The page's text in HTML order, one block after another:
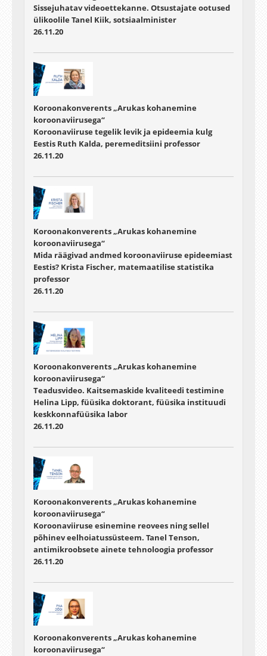
Sissejuhatav videoettekanne. Otsustajate ootused
ülikoolile Tanel Kiik, sotsiaalminister
26.11.20
Koroonakonverents „Arukas kohanemine
koroonaviirusega“
Koroonaviiruse tegelik levik ja epideemia kulg
Eestis Ruth Kalda, peremeditsiini professor
26.11.20
Koroonakonverents „Arukas kohanemine
koroonaviirusega“
Mida räägivad andmed koroonaviiruse epideemiast
Eestis? Krista Fischer, matemaatilise statistika
professor
26.11.20
Koroonakonverents „Arukas kohanemine
koroonaviirusega“
Teadusvideo. Kaitsemaskide kvaliteedi testimine
Helina Lipp, füüsika doktorant, füüsika instituudi
keskkonnafüüsika labor
26.11.20
Koroonakonverents „Arukas kohanemine
koroonaviirusega“
Koroonaviiruse esinemine reovees ning sellel
põhinev eelhoiatussüsteem. Tanel Tenson,
antimikroobsete ainete tehnoloogia professor
26.11.20
Koroonakonverents „Arukas kohanemine
koroonaviirusega“